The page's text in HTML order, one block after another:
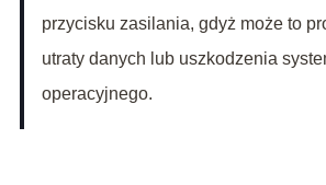
przycisku zasilania, gdyż może to
utraty danych lub uszkodzenia
operacyjnego.